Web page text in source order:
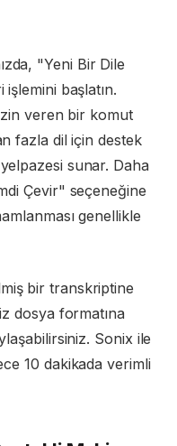
"Yeni Bir Dile
başlatın.
veren bir komut
fazla dil için destek
sunar. Daha
Çevir" seçeneğine
genellikle
bir transkriptine
dosya formatına
Sonix ile
10 dakikada verimli